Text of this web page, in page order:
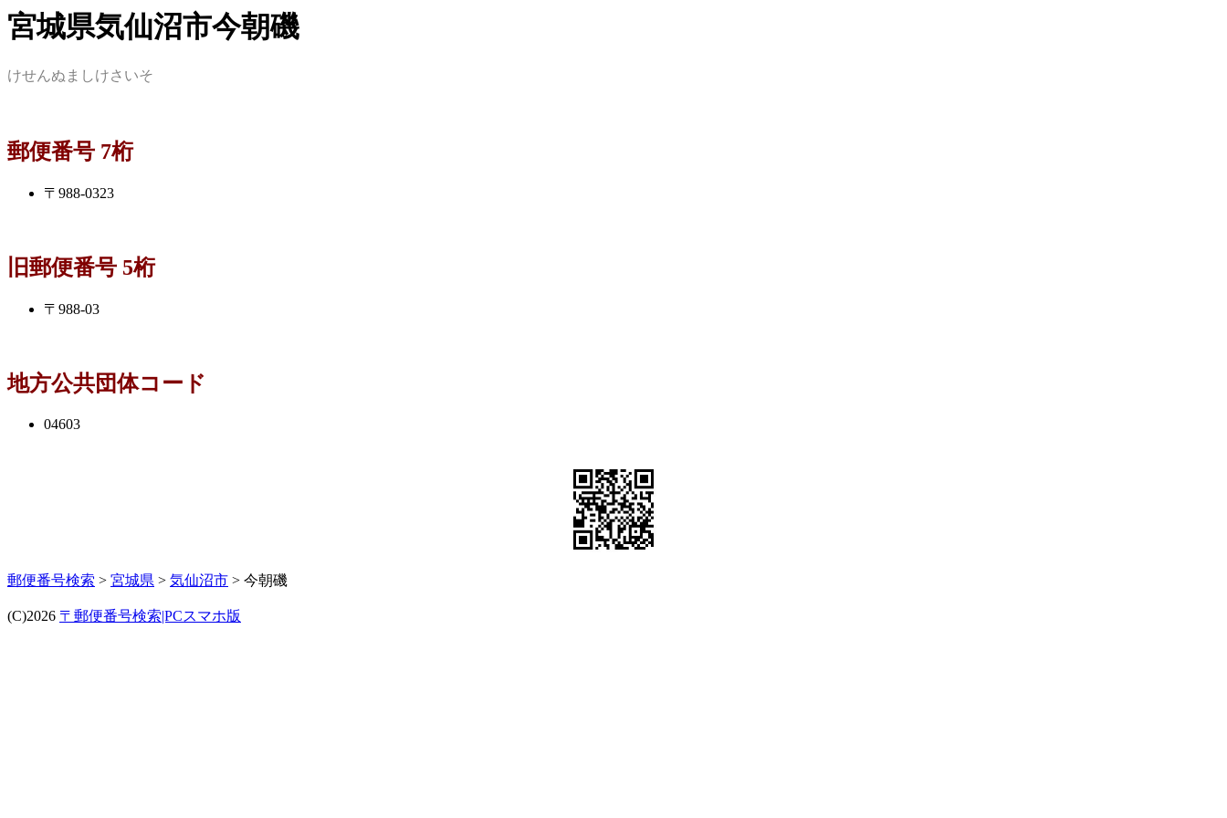
宮城県気仙沼市今朝磯
けせんぬましけさいそ
郵便番号 7桁
〒988-0323
旧郵便番号 5桁
〒988-03
地方公共団体コード
04603
郵便番号検索 > 宮城県 > 気仙沼市 > 今朝磯
(C)2026 〒郵便番号検索|PCスマホ版